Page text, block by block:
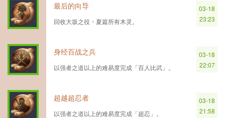
最后的向导
回收大坂之役・夏篇所有木灵。
03-18
23:23
身经百战之兵
以强者之道以上的难易度完成「百人比武」。
03-18
22:07
超越超忍者
以强者之道以上的难易度完成「超忍」。
03-18
21:58